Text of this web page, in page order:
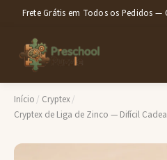
Frete Grátis em Todos os Pedidos —
Início / Cryptex/
Cryptex de Liga de Zinco — Difícil